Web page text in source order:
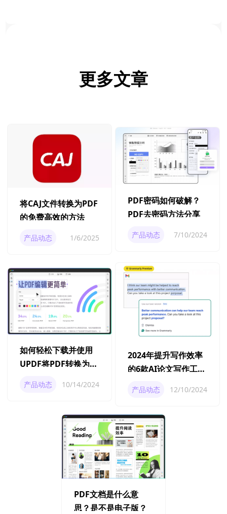
更多文章
将CAJ文件转换为PDF
的免费高效的方法
产品动态 1/6/2025
PDF密码如何破解？
PDF去密码方法分享
产品动态 7/10/2024
如何轻松下载并使用
UPDF将PDF转换为图
产品动态 10/14/2024
2024年提升写作效率
的6款AI论文写作工具
产品动态 12/10/2024
PDF文档是什么意
思？是不是电子版？